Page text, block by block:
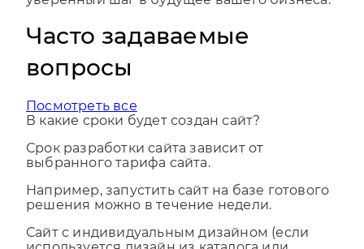
Часто задаваемые
вопросы
Посмотреть все
Срок разработки сайта зависит от
Например, запустить сайт на базе готового